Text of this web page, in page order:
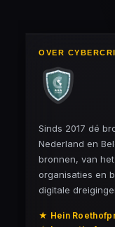
OVER
Sinds 2017 dé
Nederland en
bronnen, van
organisaties en
digitale
★ Hein